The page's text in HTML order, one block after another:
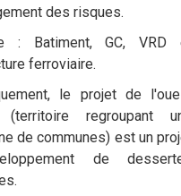
des risques.
: Batiment, GC, VRD
ferroviaire.
le projet de
(territoire regroupant
de communes) est un
de